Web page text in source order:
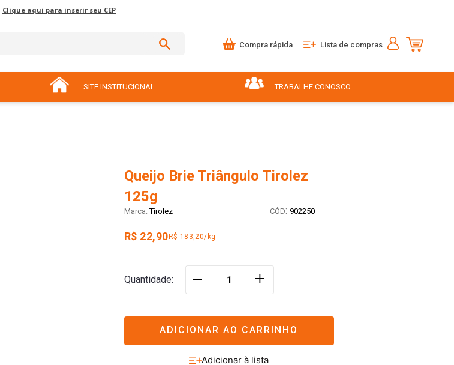
Clique aqui para inserir seu CEP
Compra rápida Lista de compras
SITE INSTITUCIONAL TRABALHE CONOSCO
Queijo Brie Triângulo Tirolez
125g
Tirolez : 902250
R$ 22,90R$ 183,20/kg
Quantidade ＋
ADICIONAR AO CARRINHO